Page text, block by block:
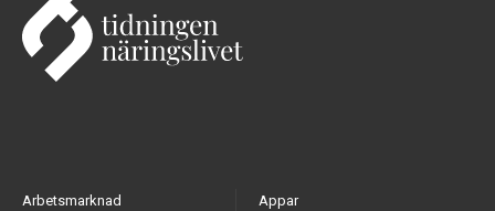
Arbetsmarknad
Appar